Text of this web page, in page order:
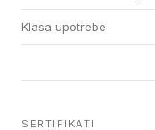
Klasa upotrebe
SERTIFIKATI